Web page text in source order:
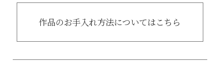
作品のお手入れ方法についてはこちら